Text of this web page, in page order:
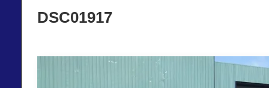
DSC01917